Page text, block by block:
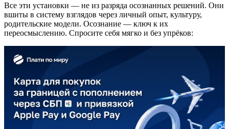
Все эти установки — не из разряда осознанных решений. Они
вшиты в систему взглядов через личный опыт, культуру,
родительские модели. Осознание — ключ к их
переосмыслению. Спросите себя мягко и без упрёков: